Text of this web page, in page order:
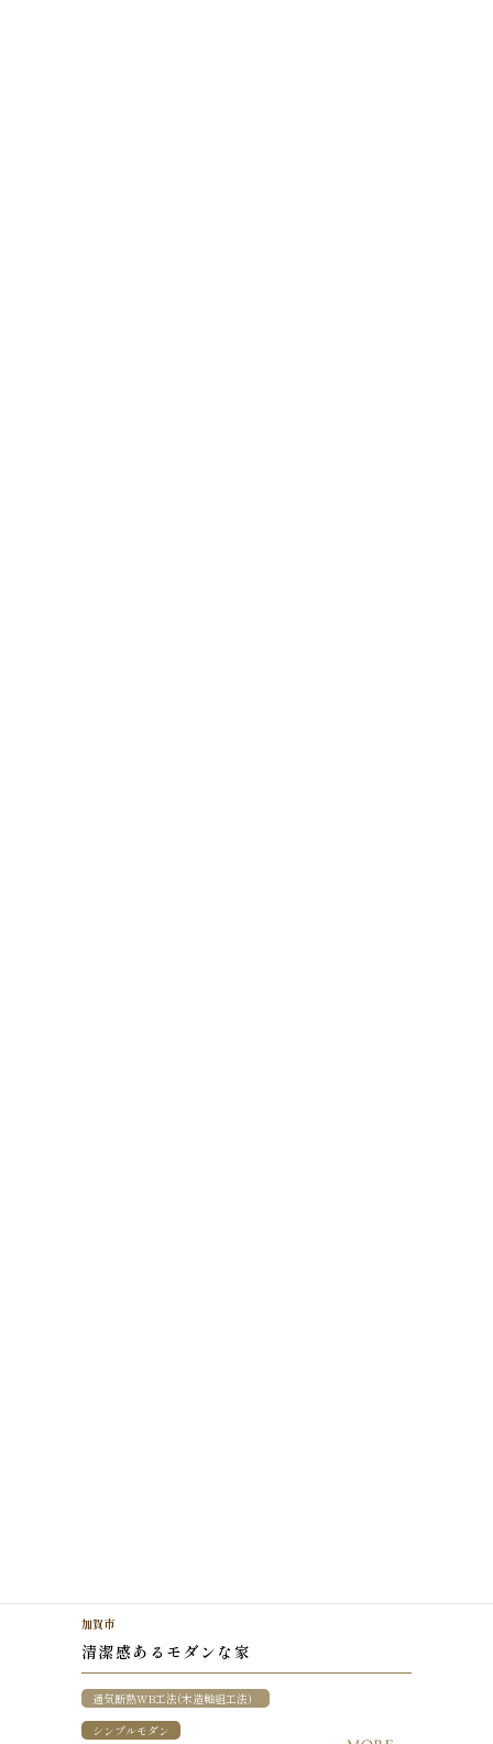
加賀市
清潔感あるモダンな家
通気断熱WB工法(木造軸組工法）
シンプルモダン